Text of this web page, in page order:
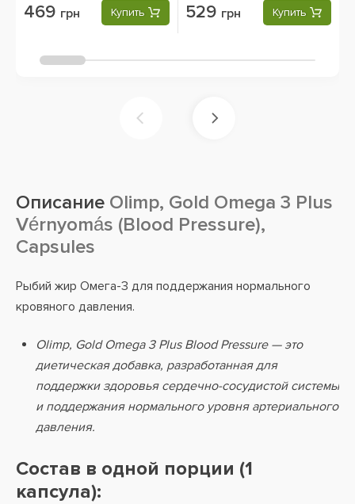
469 грн Купить 529 грн Купить
Описание Olimp, Gold Omega 3 Plus
Vérnyomás (Blood Pressure),
Capsules
Рыбий жир Омега-3 для поддержания нормального
кровяного давления.
Olimp, Gold Omega 3 Plus Blood Pressure — это
диетическая добавка, разработанная для
поддержки здоровья сердечно-сосудистой системы
и поддержания нормального уровня артериального
давления.
Состав в одной порции (1
капсула):